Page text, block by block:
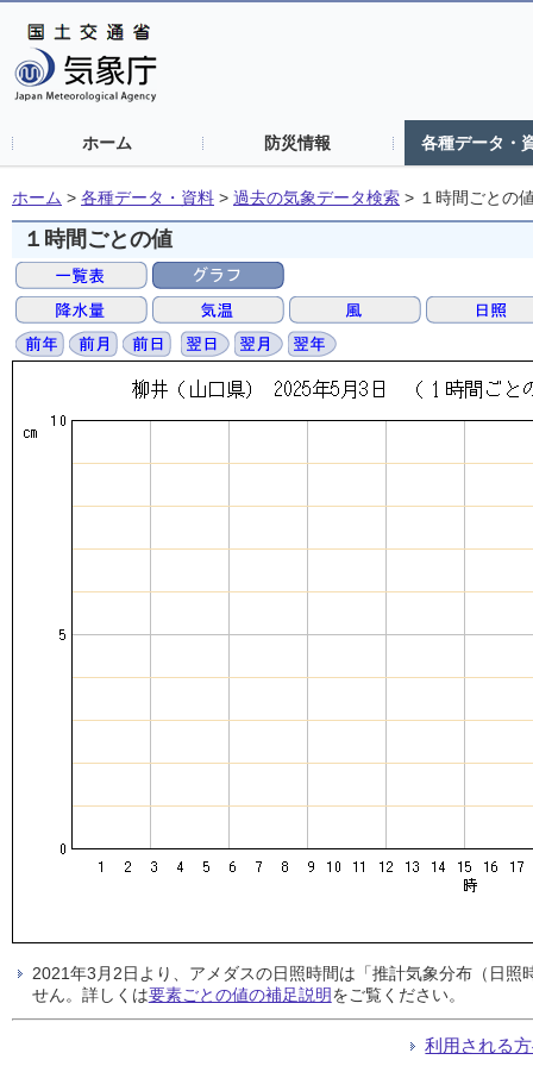
ホーム 防災情報 各種データ・
ホーム > 各種データ・資料 > 過去の気象データ検索 > １時間ごとの
１時間ごとの値
2021年3月2日より、アメダスの日照時間は「推計気象分布（日
せん。詳しくは要素ごとの値の補足説明をご覧ください。
利用される